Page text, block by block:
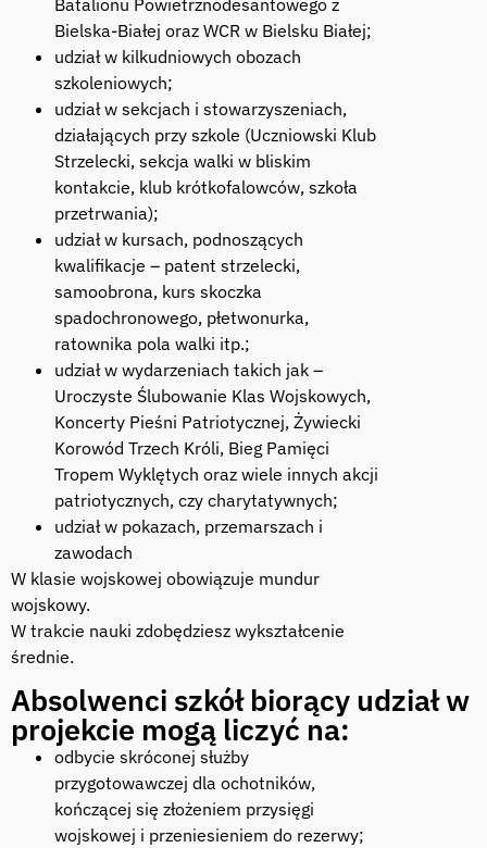
Bielska-Białej oraz WCR w Bielsku Białej;
udział w kilkudniowych obozach
szkoleniowych;
udział w sekcjach i stowarzyszeniach,
działających przy szkole (Uczniowski Klub
Strzelecki, sekcja walki w bliskim
kontakcie, klub krótkofalowców, szkoła
przetrwania);
udział w kursach, podnoszących
kwalifikacje – patent strzelecki,
samoobrona, kurs skoczka
spadochronowego, płetwonurka,
ratownika pola walki itp.;
udział w wydarzeniach takich jak –
Uroczyste Ślubowanie Klas Wojskowych,
Koncerty Pieśni Patriotycznej, Żywiecki
Korowód Trzech Króli, Bieg Pamięci
Tropem Wyklętych oraz wiele innych akcji
patriotycznych, czy charytatywnych;
udział w pokazach, przemarszach i
zawodach
W klasie wojskowej obowiązuje mundur
wojskowy.
W trakcie nauki zdobędziesz wykształcenie
średnie.
Absolwenci szkół biorący udział w
projekcie mogą liczyć na:
odbycie skróconej służby
przygotowawczej dla ochotników,
kończącej się złożeniem przysięgi
wojskowej i przeniesieniem do rezerwy;